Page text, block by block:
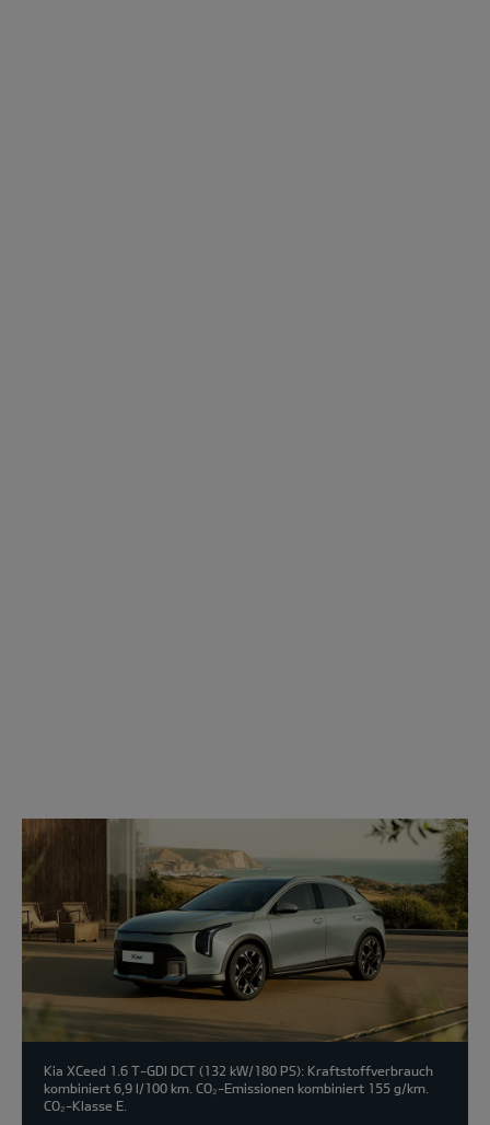
Modell
wählen:
Kia XCeed 1.6 T-GDI DCT (132 kW/180 PS): Kraftstoffverbrauch
kombiniert 6,9 l/100 km. CO₂-Emissionen kombiniert 155 g/km.
CO₂-Klasse E.